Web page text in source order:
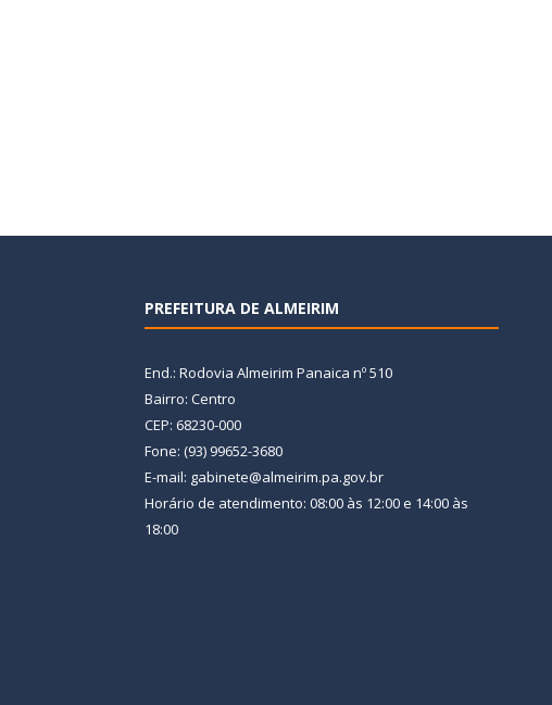
PREFEITURA DE ALMEIRIM
End.: Rodovia Almeirim Panaica nº 510
Bairro: Centro
CEP: 68230-000
Fone: (93) 99652-3680
E-mail: gabinete@almeirim.pa.gov.br
Horário de atendimento: 08:00 às 12:00 e 14:00 às
18:00